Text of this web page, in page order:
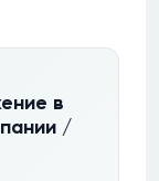
в
/